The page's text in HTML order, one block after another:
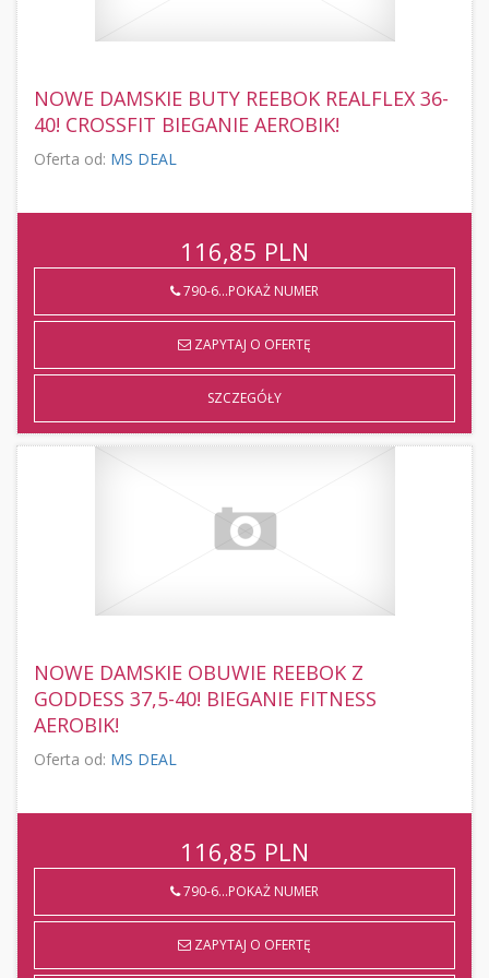
NOWE DAMSKIE BUTY REEBOK REALFLEX 36-
40! CROSSFIT BIEGANIE AEROBIK!
Oferta od: MS DEAL
116,85 PLN
790-6...POKAŻ NUMER
ZAPYTAJ O OFERTĘ
SZCZEGÓŁY
NOWE DAMSKIE OBUWIE REEBOK Z
GODDESS 37,5-40! BIEGANIE FITNESS
AEROBIK!
Oferta od: MS DEAL
116,85 PLN
790-6...POKAŻ NUMER
ZAPYTAJ O OFERTĘ